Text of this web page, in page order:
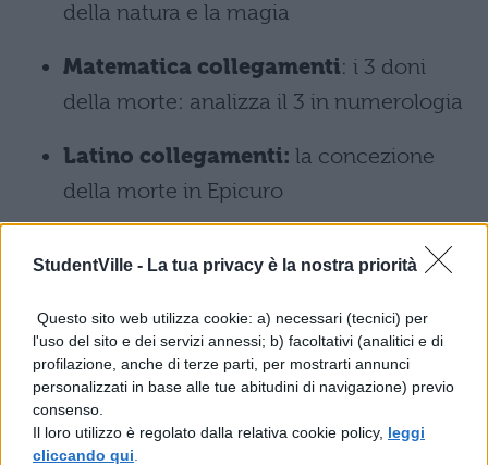
StudentVille - La tua privacy è la nostra priorità
Questo sito web utilizza cookie: a) necessari (tecnici) per
l'uso del sito e dei servizi annessi; b) facoltativi (analitici e di
profilazione, anche di terze parti, per mostrarti annunci
personalizzati in base alle tue abitudini di navigazione) previo
consenso.
Il loro utilizzo è regolato dalla relativa cookie policy, leggi
cliccando qui
della natura e la magia
Matematica collegamenti: i 3 doni
della morte: analizza il 3 in numerologia
Latino collegamenti: la concezione
della morte in Epicuro
leviosa: esperimenti magici. Come
funziona il volo?
Scienze turistiche collegamenti:
tour alla scoperta dei luoghi del film:
analisi di un vero e proprio caso.